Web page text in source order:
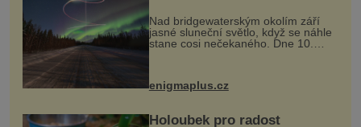
Nad bridgewaterským okolím září
jasné sluneční světlo, když se náhle
stane cosi nečekaného. Dne 10.
května roku 1760 v deset hodin
přeletu UFO
enigmaplus.cz
Holoubek pro radost